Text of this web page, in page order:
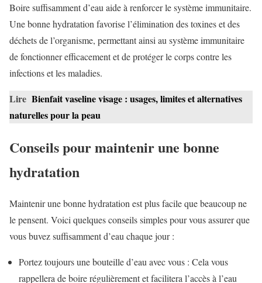
Boire suffisamment d’eau aide à renforcer le système immunitaire.
Une bonne hydratation favorise l’élimination des toxines et des
déchets de l’organisme, permettant ainsi au système immunitaire
de fonctionner efficacement et de protéger le corps contre les
infections et les maladies.
Lire Bienfait vaseline visage : usages, limites et alternatives
naturelles pour la peau
Conseils pour maintenir une bonne
hydratation
Maintenir une bonne hydratation est plus facile que beaucoup ne
le pensent. Voici quelques conseils simples pour vous assurer que
vous buvez suffisamment d’eau chaque jour :
Portez toujours une bouteille d’eau avec vous : Cela vous
rappellera de boire régulièrement et facilitera l’accès à l’eau